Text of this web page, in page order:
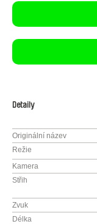
Detaily
Originální název
Režie
Kamera
Střih
Zvuk
Délka